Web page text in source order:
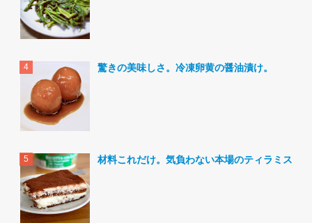
驚きの美味しさ。冷凍卵黄の醤油漬け。
材料これだけ。気負わない本場のティラミス。